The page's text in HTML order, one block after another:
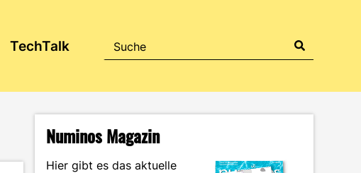
TechTalk
Numinos Magazin
Hier gibt es das aktuelle